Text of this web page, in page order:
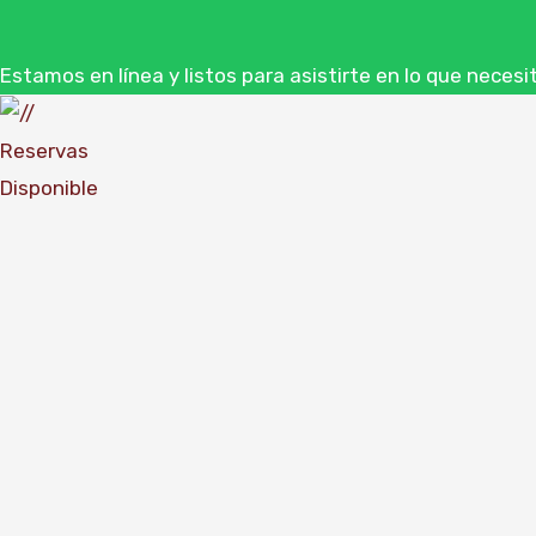
Estamos en línea y listos para asistirte en lo que
Reservas
Disponible